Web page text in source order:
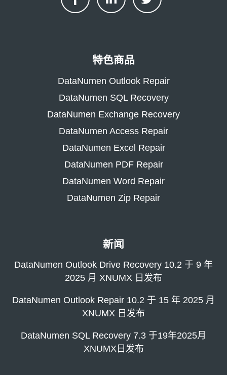
特色商品
DataNumen Outlook Repair
DataNumen SQL Recovery
DataNumen Exchange Recovery
DataNumen Access Repair
DataNumen Excel Repair
DataNumen PDF Repair
DataNumen Word Repair
DataNumen Zip Repair
新闻
DataNumen Outlook Drive Recovery 10.2 于 9 年
2025 月 XNUMX 日发布
DataNumen Outlook Repair 10.2 于 15 年 2025 月
XNUMX 日发布
DataNumen SQL Recovery 7.3 于19年2025月
XNUMX日发布